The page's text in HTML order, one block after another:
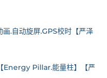
.自动旋屏.GPS校时【严泽
Energy Pillar.能量柱】【严